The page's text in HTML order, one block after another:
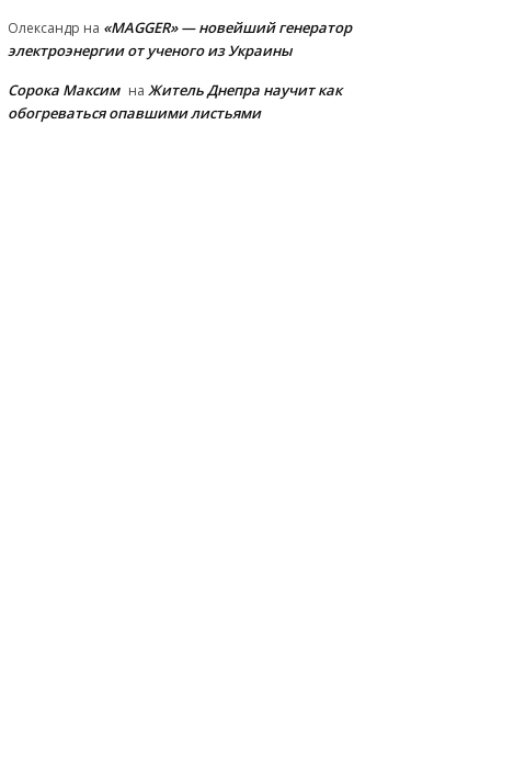
Олександр на «MAGGER» — новейший генератор
электроэнергии от ученого из Украины
Сорока Максим на Житель Днепра научит как
обогреваться опавшими листьями